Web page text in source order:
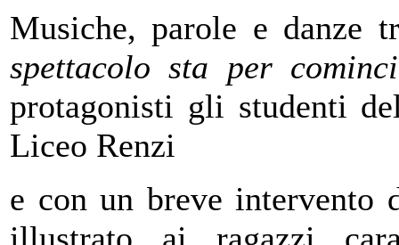
Musiche, parole e danze
spettacolo sta per
protagonisti gli studenti
Liceo Renzi
e con un breve intervento